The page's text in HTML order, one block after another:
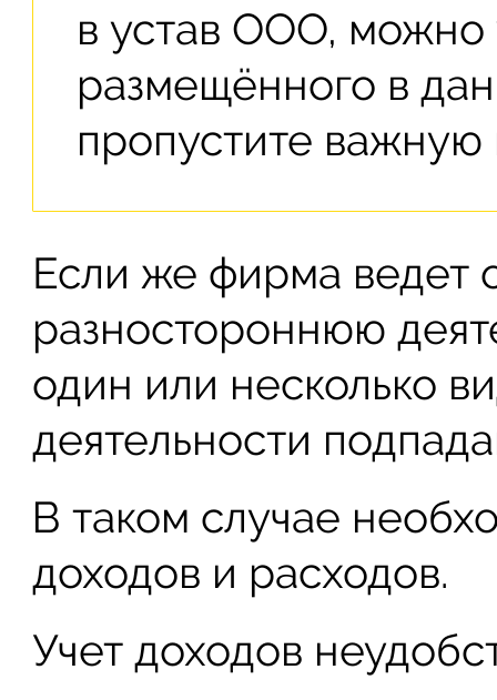
в устав ООО, можно
размещённого в
пропустите
Если же фирма ведет
разностороннюю
один или несколько
деятельности
В таком случае
доходов и расходов.
Учет доходов